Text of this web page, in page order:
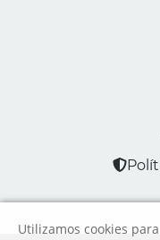
Utilizamos cookies